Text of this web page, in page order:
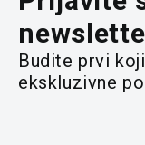
Budite prvi
ekskluzivne